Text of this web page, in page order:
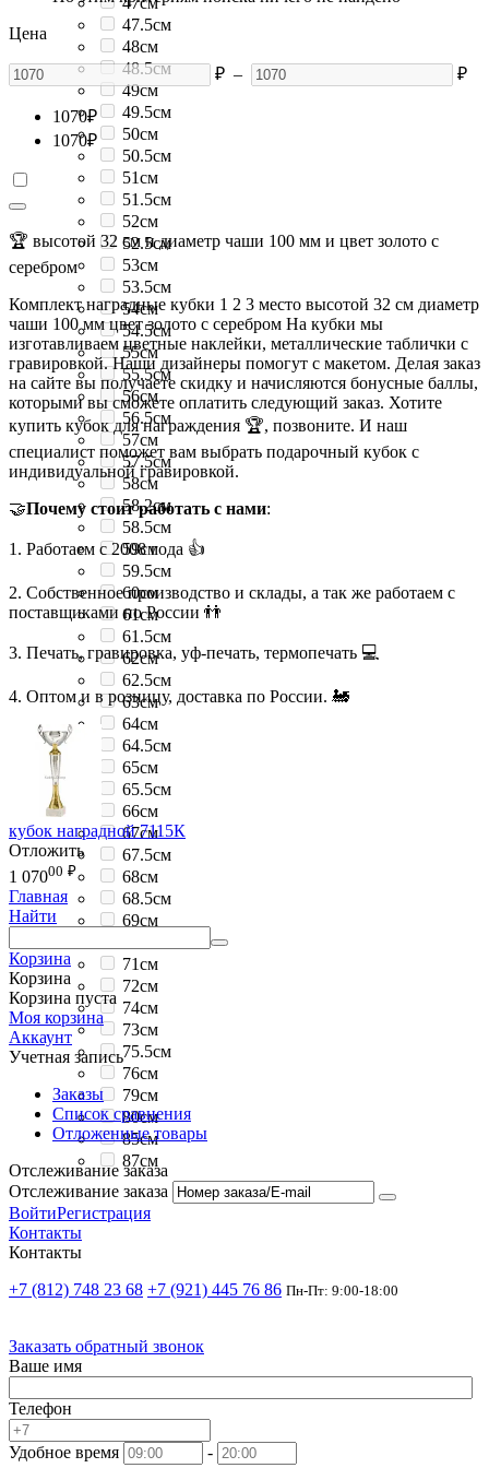
47.5см
48см
48.5см
49см
49.5см
50см
50.5см
51см
51.5см
52см
52.5см
53см
53.5см
54см
54.5см
55см
55.5см
56см
56.5см
57см
57.5см
58см
58.2см
58.5см
59см
59.5см
60см
61см
61.5см
62см
62.5см
63см
64см
64.5см
65см
65.5см
66см
67см
67.5см
68см
68.5см
69см
71см
72см
74см
73см
75.5см
76см
79см
80см
85см
87см
Цена
₽ – ₽
1070₽
1070₽
🏆 высотой 32 см и диаметр чаши 100 мм и цвет золото с
серебром
Комплект наградные кубки 1 2 3 место высотой 32 см диаметр
чаши 100 мм цвет золото с серебром На кубки мы
изготавливаем цветные наклейки, металлические таблички с
гравировкой. Наши дизайнеры помогут с макетом. Делая заказ
на сайте вы получаете скидку и начисляются бонусные баллы,
которыми вы сможете оплатить следующий заказ. Хотите
купить кубок для награждения 🏆, позвоните. И наш
специалист поможет вам выбрать подарочный кубок с
индивидуальной гравировкой.
🤝Почему стоит работать с нами:
1. Работаем с 2008 года 👍
2. Собственное производство и склады, а так же работаем с
поставщиками по России 👬
3. Печать, гравировка, уф-печать, термопечать 💻
4. Оптом и в розницу, доставка по России. 🚂
кубок наградной 7115К
Отложить
1 07000 ₽
Главная
Найти
Корзина
Корзина
Корзина пуста
Моя корзина
Аккаунт
Учетная запись
Заказы
Список сравнения
Отложенные товары
Отслеживание заказа
Отслеживание заказа
ВойтиРегистрация
Контакты
Контакты
+7 (812) 748 23 68 +7 (921) 445 76 86 Пн-Пт: 9:00-18:00
Заказать обратный звонок
Ваше имя
Телефон
Удобное время
-